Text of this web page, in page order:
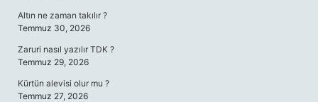
Altın ne zaman takılır ?
Temmuz 30, 2026
Zaruri nasıl yazılır TDK ?
Temmuz 29, 2026
Kürtün alevisi olur mu ?
Temmuz 27, 2026